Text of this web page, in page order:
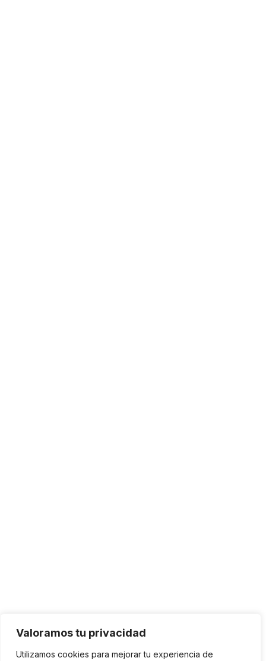
Valoramos tu privacidad
Utilizamos cookies para mejorar tu experiencia de